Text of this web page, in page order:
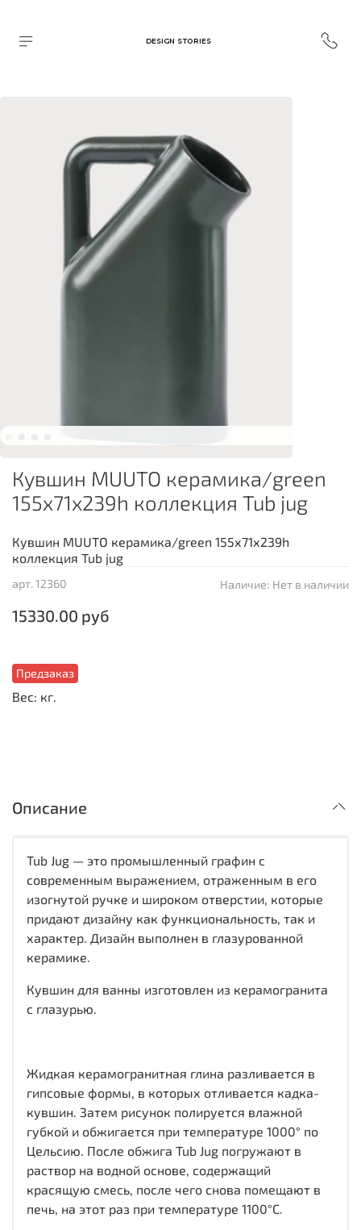
DESIGN STORIES
арт. 12360 Наличие: Нет в наличии
Предзаказ
Кувшин MUUTO керамика/green
155х71х239h коллекция Tub jug
15330.00 руб
Кувшин MUUTO керамика/green 155х71х239h
коллекция Tub jug
Вес: кг.
Описание
Tub Jug — это промышленный графин с
современным выражением, отраженным в его
изогнутой ручке и широком отверстии, которые
придают дизайну как функциональность, так и
характер. Дизайн выполнен в глазурованной
керамике.
Кувшин для ванны изготовлен из керамогранита
с глазурью.
Жидкая керамогранитная глина разливается в
гипсовые формы, в которых отливается кадка-
кувшин. Затем рисунок полируется влажной
губкой и обжигается при температуре 1000° по
Цельсию. После обжига Tub Jug погружают в
раствор на водной основе, содержащий
красящую смесь, после чего снова помещают в
печь, на этот раз при температуре 1100°C.